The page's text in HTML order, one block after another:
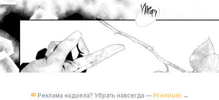
Реклама надоела? Убрать навсегда — Premium →